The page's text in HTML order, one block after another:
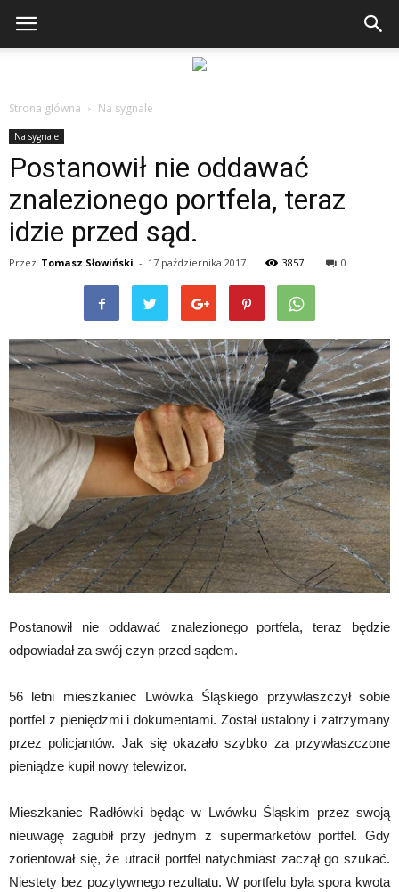
Strona główna Na sygnale
Na sygnale
Postanowił nie oddawać
znalezionego portfela, teraz
idzie przed sąd.
Przez Tomasz Słowiński - 17 października 2017 3857 0
Postanowił nie oddawać znalezionego portfela, teraz będzie
odpowiadał za swój czyn przed sądem.
56 letni mieszkaniec Lwówka Śląskiego przywłaszczył sobie
portfel z pieniędzmi i dokumentami. Został ustalony i zatrzymany
przez policjantów. Jak się okazało szybko za przywłaszczone
pieniądze kupił nowy telewizor.
Mieszkaniec Radłówki będąc w Lwówku Śląskim przez swoją
nieuwagę zagubił przy jednym z supermarketów portfel. Gdy
zorientował się, że utracił portfel natychmiast zaczął go szukać.
Niestety bez pozytywnego rezultatu. W portfelu była spora kwota